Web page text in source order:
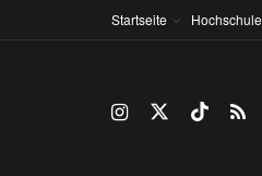
Startseite Hochschule